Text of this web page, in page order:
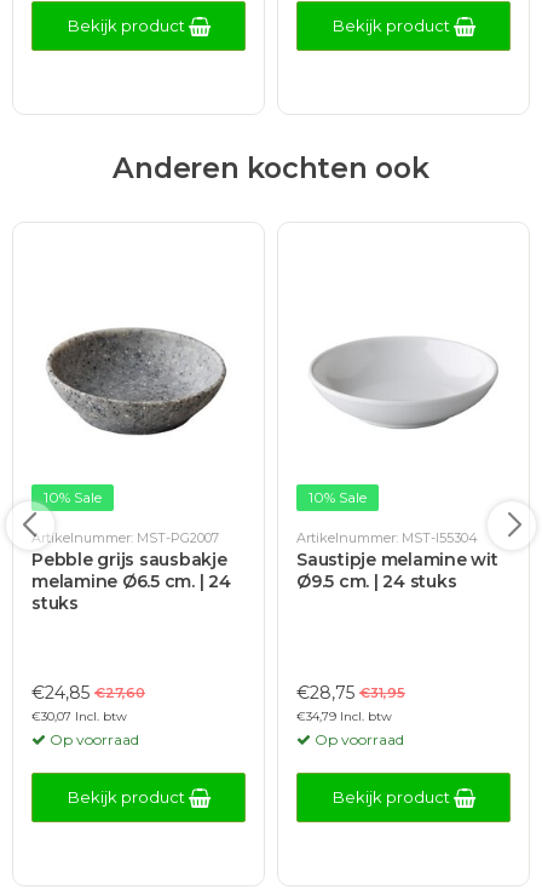
Bekijk product Bekijk product
Anderen kochten ook
10% Sale
Artikelnummer: MST-PG2007
Pebble grijs sausbakje
melamine Ø6.5 cm. | 24
stuks
€24,85 €27,60
€30,07 Incl. btw
Op voorraad
Bekijk product
10% Sale
Artikelnummer: MST-I55304
Saustipje melamine wit
Ø9.5 cm. | 24 stuks
€28,75 €31,95
€34,79 Incl. btw
Op voorraad
Bekijk product